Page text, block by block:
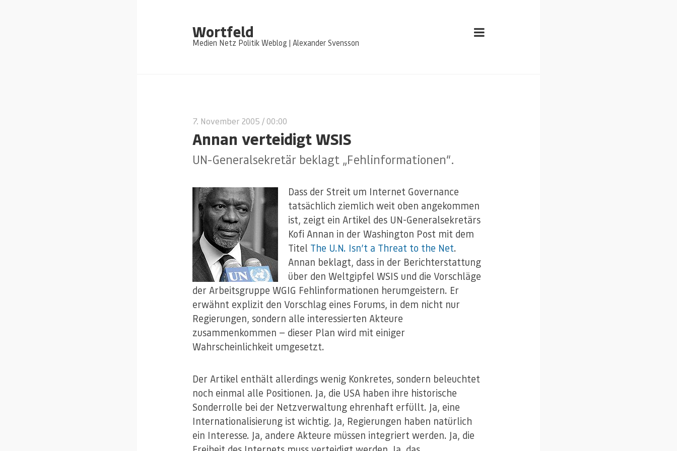
Wortfeld
Medien Netz Politik Weblog | Alexander Svensson
7. November 2005 / 00:00
Annan verteidigt WSIS
UN-Generalsekretär beklagt „Fehlinformationen“.
Dass der Streit um Internet Governance
tatsächlich ziemlich weit oben angekommen
ist, zeigt ein Artikel des UN-Generalsekretärs
Kofi Annan in der Washington Post mit dem
Titel The U.N. Isn’t a Threat to the Net.
Annan beklagt, dass in der Berichterstattung
über den Weltgipfel WSIS und die Vorschläge
der Arbeitsgruppe WGIG Fehlinformationen herumgeistern. Er
erwähnt explizit den Vorschlag eines Forums, in dem nicht nur
Regierungen, sondern alle interessierten Akteure
zusammenkommen — dieser Plan wird mit einiger
Wahrscheinlichkeit umgesetzt.
Der Artikel enthält allerdings wenig Konkretes, sondern beleuchtet
noch einmal alle Positionen. Ja, die USA haben ihre historische
Sonderrolle bei der Netzverwaltung ehrenhaft erfüllt. Ja, eine
Internationalisierung ist wichtig. Ja, Regierungen haben natürlich
ein Interesse. Ja, andere Akteure müssen integriert werden. Ja, die